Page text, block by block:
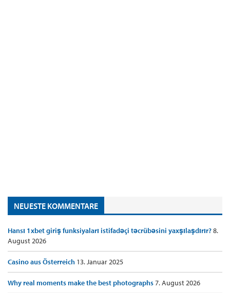
NEUESTE KOMMENTARE
Hansı 1xbet giriş funksiyaları istifadəçi təcrübəsini yaxşılaşdırır?8.
August 2026
Casino aus Österreich 13. Januar 2025
Why real moments make the best photographs7. August 2026